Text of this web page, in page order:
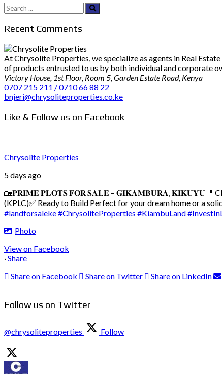
Search
for:
Recent Comments
At Chrysolite Properties, we specialize as agents in Real
of products entrusted to us by both individual and corporate
Victory House, 1st Floor, Room 5, Garden Estate Road, Kenya
0707 215 211 / 0710 66 88 22
bnjeri@chrysoliteproperties.co.ke
Like & Follow us on Facebook
Chrysolite Properties
5 days ago
🏡𝐏𝐑𝐈𝐌𝐄 𝐏𝐋𝐎𝐓𝐒 𝐅𝐎𝐑 𝐒𝐀𝐋𝐄 – 𝐆𝐈𝐊𝐀𝐌𝐁𝐔𝐑𝐀, 𝐊𝐈𝐊𝐔𝐘𝐔 📍
(KPLC)✅ Ready to Build Perfect for your dream home or a
#landforsaleke#ChrysoliteProperties #KiambuLand
Photo
View on Facebook
·Share
Share on Facebook
Share on Twitter Share on LinkedIn
Follow us on Twitter
@chrysoliteproperties Follow